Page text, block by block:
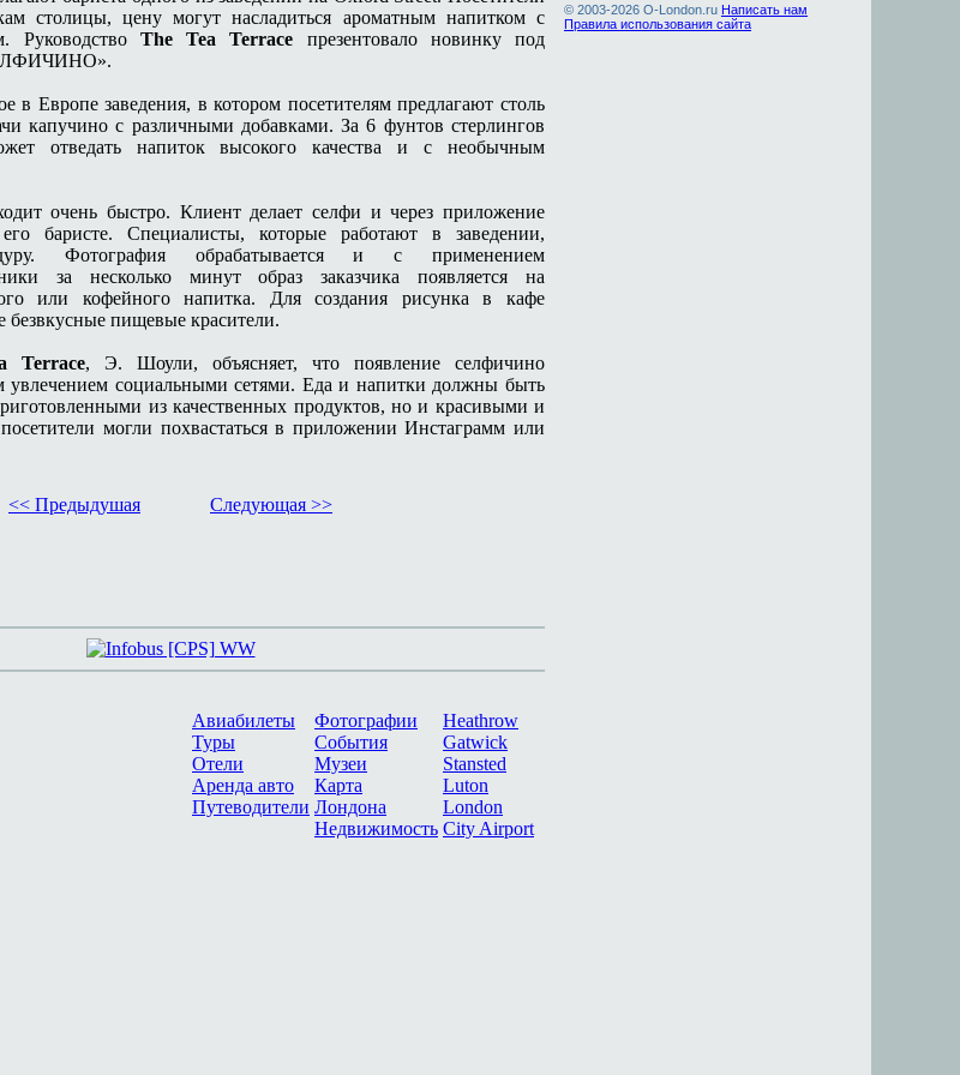
столицы, цену могут насладиться ароматным напитком с
Руководство
The Tea Terrace
презентовало новинку под
в Европе заведения, в котором посетителям предлагают столь
капучино с различными добавками. За 6 фунтов стерлингов
отведать напиток высокого качества и с необычным
очень быстро. Клиент делает селфи и через приложение
баристе. Специалисты, которые работают в заведении,
Фотография обрабатывается и с применением
за несколько минут образ заказчика появляется на
или кофейного напитка. Для создания рисунка в кафе
безвкусные пищевые красители.
Terrace, Э. Шоули, объясняет, что появление селфичино
увлечением социальными сетями. Еда и напитки должны быть
из качественных продуктов, но и красивыми и
могли похвастаться в приложении Инстаграмм или
<< Предыдушая Следующая >>
Авиабилеты
Туры
Отели
Аренда авто
Путеводители
Фотографии
События
Музеи
Карта
Лондона
Недвижимость
Heathrow
Gatwick
Stansted
Luton
London
City Airport
© 2003-2026 O-London.ru Написать нам
Правила использования сайта